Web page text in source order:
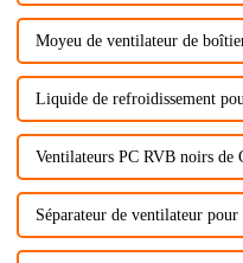
Moyeu de ventilateur de
Liquide de refroidissement
Ventilateurs PC RVB noirs de
Séparateur de ventilateur